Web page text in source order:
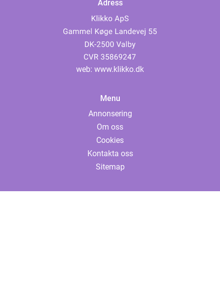
Adress
web: www.klikko.dk
Menu
Annonsering
Om oss
Cookies
Kontakta oss
Sitemap